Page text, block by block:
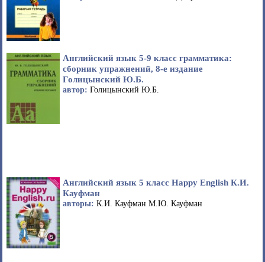
Английский язык 5-9 класс грамматика:
сборник упражнений, 8-е издание
Голицынский Ю.Б.
автор: Голицынский Ю.Б.
Английский язык 5 класс Happy English К.И.
Кауфман
авторы: К.И. Кауфман М.Ю. Кауфман